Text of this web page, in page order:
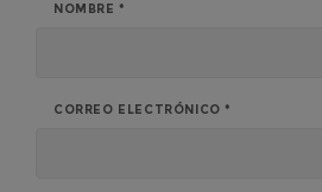
NOMBRE *
CORREO ELECTRÓNICO *